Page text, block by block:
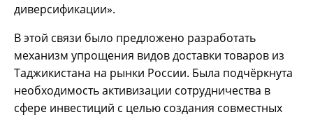
диверсификации».
В этой связи было предложено разработать
механизм упрощения видов доставки товаров из
Таджикистана на рынки России. Была подчёркнута
необходимость активизации сотрудничества в
сфере инвестиций с целью создания совместных